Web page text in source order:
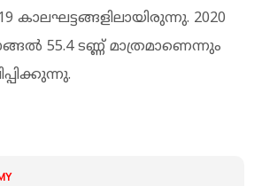
കാലഘട്ടങ്ങളിലായിരുന്നു. 2020
55.4 ടണ്ണ് മാത്രമാണെന്നും